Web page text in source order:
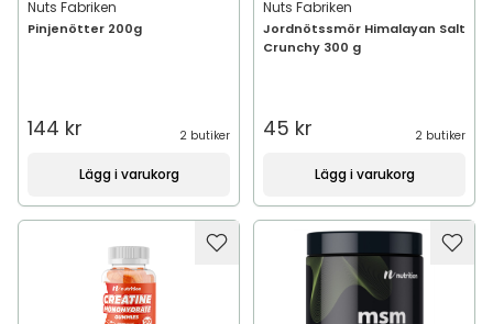
Nuts Fabriken
Pinjenötter 200g
144 kr 2 butiker
Lägg i varukorg
Nuts Fabriken
Jordnötssmör Himalayan Salt
Crunchy 300 g
45 kr 2 butiker
Lägg i varukorg